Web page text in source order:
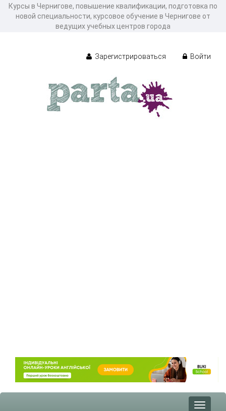
Курсы в Чернигове, повышение квалификации, подготовка по
новой специальности, курсовое обучение в Чернигове от
ведущих учебных центров города
Зарегистрироваться Войти
Toggle